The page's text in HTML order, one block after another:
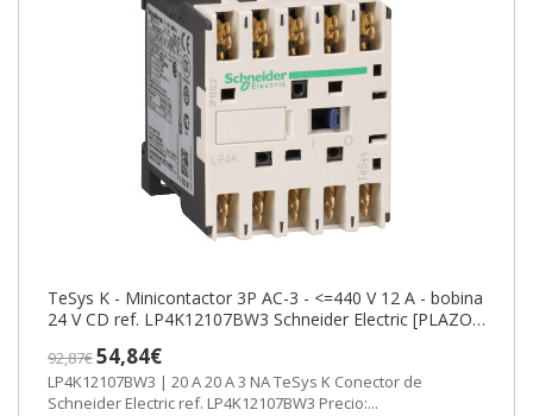
TeSys K - Minicontactor 3P AC-3 - <=440 V 12 A - bobina
24 V CD ref. LP4K12107BW3 Schneider Electric [PLAZO
92,87€54,84€
LP4K12107BW3 | 20 A 20 A 3 NA TeSys K Conector de
Schneider Electric ref. LP4K12107BW3 Precio:...